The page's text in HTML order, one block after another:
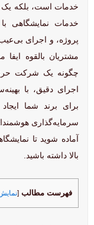
خدمات است، بلکه یک
خدمات نمایشگاهی
پروژه، و اجرای
مشتریان بالقوه
چگونه یک شرکت
اجرای دقیق، با
برای برند شما
سرمایه‌گذاری
آماده شوید تا
بالا داشته باشید.
فهرست مطالب [